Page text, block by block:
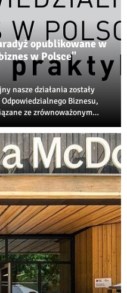
opublikowane w
w Polsce"
nasze działania zostały
Biznesu,
ze zrównoważonym